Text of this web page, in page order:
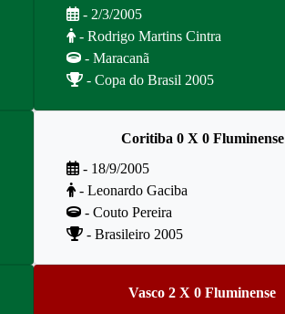
- 2/3/2005
- Rodrigo Martins Cintra
- Maracanã
- Copa do Brasil 2005
Coritiba 0 X 0 Fluminense
- 18/9/2005
- Leonardo Gaciba
- Couto Pereira
- Brasileiro 2005
Vasco 2 X 0 Fluminense